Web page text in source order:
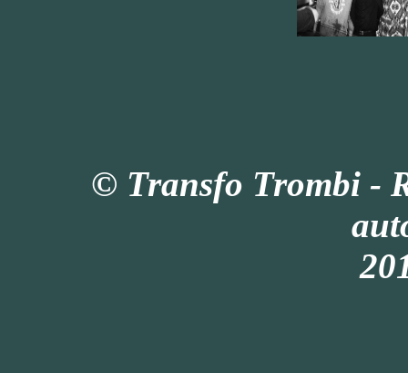
© Transfo Trombi -